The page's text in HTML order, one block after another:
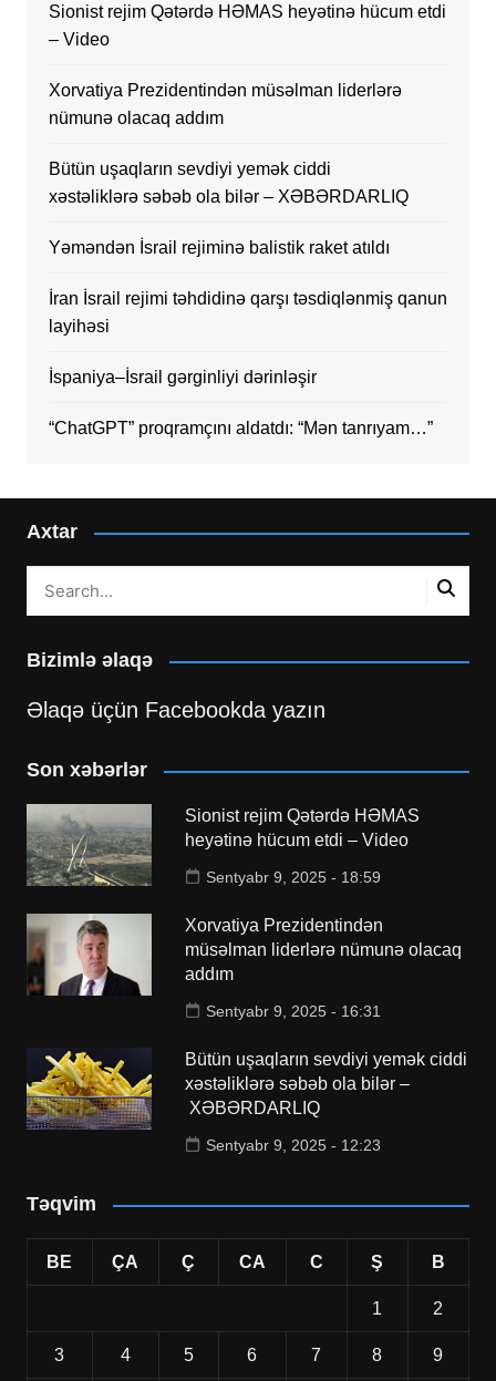
Sionist rejim Qətərdə HƏMAS heyətinə hücum etdi
– Video
Xorvatiya Prezidentindən müsəlman liderlərə
nümunə olacaq addım
Bütün uşaqların sevdiyi yemək ciddi
xəstəliklərə səbəb ola bilər – XƏBƏRDARLIQ
Yəməndən İsrail rejiminə balistik raket atıldı
İran İsrail rejimi təhdidinə qarşı təsdiqlənmiş qanun
layihəsi
İspaniya–İsrail gərginliyi dərinləşir
“ChatGPT” proqramçını aldatdı: “Mən tanrıyam…”
Axtar
Bizimlə əlaqə
Əlaqə üçün Facebookda yazın
Son xəbərlər
Sionist rejim Qətərdə HƏMAS
heyətinə hücum etdi – Video
Sentyabr 9, 2025 - 18:59
Xorvatiya Prezidentindən
müsəlman liderlərə nümunə olacaq
addım
Sentyabr 9, 2025 - 16:31
Bütün uşaqların sevdiyi yemək ciddi
xəstəliklərə səbəb ola bilər –
XƏBƏRDARLIQ
Sentyabr 9, 2025 - 12:23
Təqvim
BE ÇA Ç CA C Ş B
1 2
3 4 5 6 7 8 9